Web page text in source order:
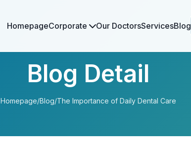
HomepageCorporate Our DoctorsServicesBlog
Blog Detail
Homepage/Blog/The Importance of Daily Dental Care